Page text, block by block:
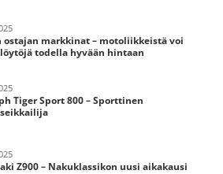
ostajan markkinat – motoliikkeistä voi
todella hyvään hintaan
Tiger Sport 800 – Sporttinen
Z900 – Nakuklassikon uusi aikakausi